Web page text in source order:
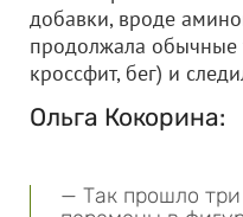
добавки, вроде
продолжала обычные
кроссфит, бег) и
Ольга Кокорина:
— Так прошло